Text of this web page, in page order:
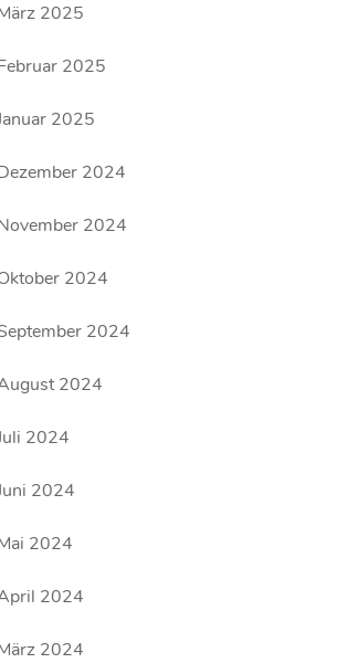
2025
2025
2025
2024
2024
2024
2024
2024
2024
2024
2024
2024
2024